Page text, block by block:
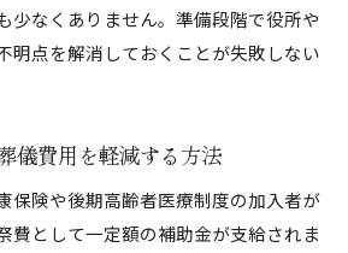
少なくありません。準備段階で役所や
明点を解消しておくことが失敗しない
儀費用を軽減する方法
保険や後期高齢者医療制度の加入者が
費として一定額の補助金が支給されま